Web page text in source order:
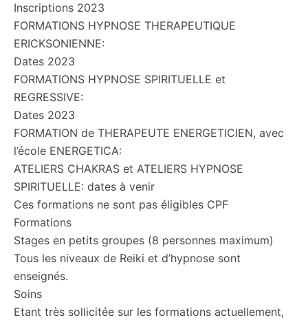
Inscriptions 2023
FORMATIONS HYPNOSE THERAPEUTIQUE
ERICKSONIENNE:
Dates 2023
FORMATIONS HYPNOSE SPIRITUELLE et
REGRESSIVE:
Dates 2023
FORMATION de THERAPEUTE ENERGETICIEN, avec
l’école ENERGETICA:
ATELIERS CHAKRAS et ATELIERS HYPNOSE
SPIRITUELLE: dates à venir
Ces formations ne sont pas éligibles CPF
Formations
Stages en petits groupes (8 personnes maximum)
Tous les niveaux de Reiki et d’hypnose sont
enseignés.
Soins
Etant très sollicitée sur les formations actuellement,